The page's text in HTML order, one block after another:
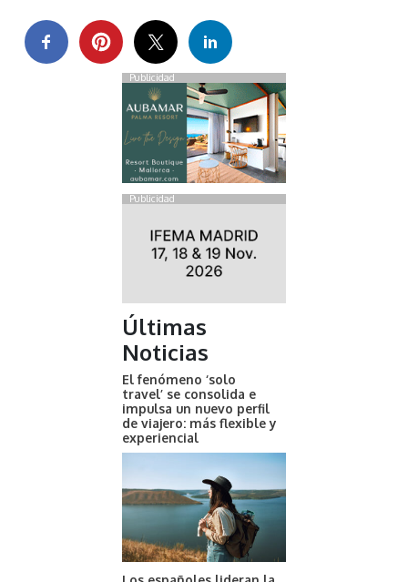
Publicidad
Publicidad
Últimas
Noticias
El fenómeno ‘solo
travel’ se consolida e
impulsa un nuevo perfil
de viajero: más flexible y
experiencial